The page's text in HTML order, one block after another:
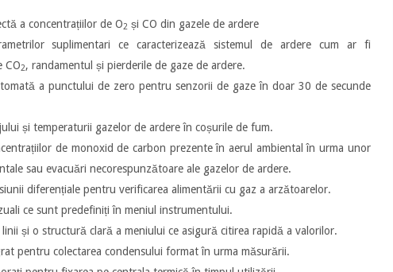
a concentrațiilor de O2 și CO din gazele de ardere
suplimentari ce caracterizează sistemul de ardere cum ar fi
CO2, randamentul și pierderile de gaze de ardere.
a punctului de zero pentru senzorii de gaze în doar 30 de secunde
și temperaturii gazelor de ardere în coșurile de fum.
de monoxid de carbon prezente în aerul ambiental în urma unor
sau evacuări necorespunzătoare ale gazelor de ardere.
diferențiale pentru verificarea alimentării cu gaz a arzătoarelor.
ce sunt predefiniți în meniul instrumentului.
și o structură clară a meniului ce asigură citirea rapidă a valorilor.
pentru colectarea condensului format în urma măsurării.